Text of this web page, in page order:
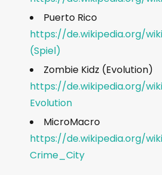
Puerto Rico
https://de.wikipedia.org/
(Spiel)
Zombie Kidz (Evolution)
https://de.wikipedia.org/
Evolution
MicroMacro
https://de.wikipedia.org/
Crime_City